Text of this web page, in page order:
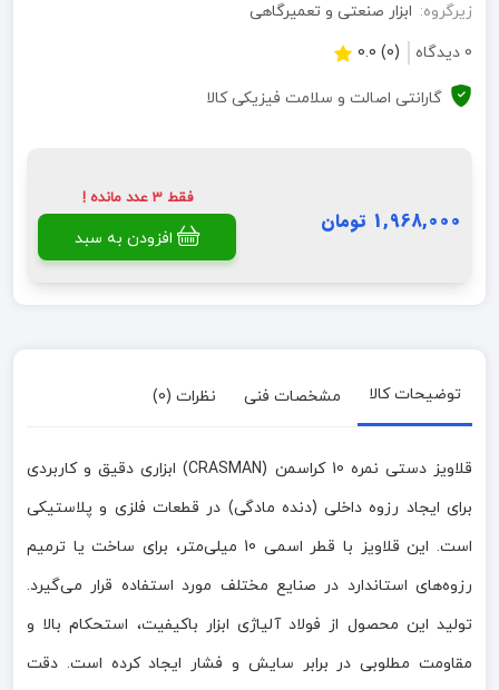
زیرگروه: ابزار صنعتی و تعمیرگاهی
0 دیدگاه
(0) 0.0
گارانتی اصالت و سلامت فیزیکی کالا
1,968,000 تومان
فقط 3 عدد مانده !
افزودن به سبد
توضیحات کالا مشخصات فنی نظرات (0)
قلاویز دستی نمره 10 کراسمن (CRASMAN) ابزاری دقیق و کاربردی
برای ایجاد رزوه داخلی (دنده مادگی) در قطعات فلزی و پلاستیکی
است. این قلاویز با قطر اسمی 10 میلی‌متر، برای ساخت یا ترمیم
رزوه‌های استاندارد در صنایع مختلف مورد استفاده قرار می‌گیرد.
تولید این محصول از فولاد آلیاژی ابزار باکیفیت، استحکام بالا و
مقاومت مطلوبی در برابر سایش و فشار ایجاد کرده است. دقت